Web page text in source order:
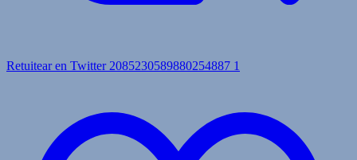
Retuitear en Twitter 2085230589880254887 1